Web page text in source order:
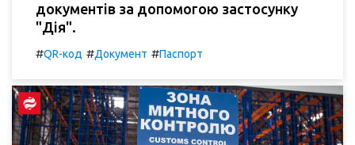
документів за допомогою застосунку
"Дія".
#QR-код #Документ #Паспорт